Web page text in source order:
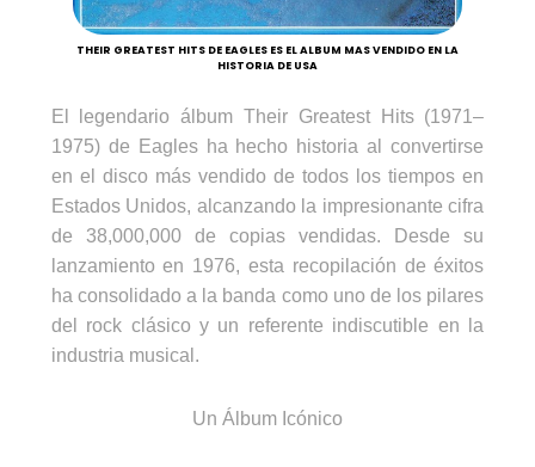
THEIR GREATEST HITS DE EAGLES ES EL ALBUM MAS VENDIDO EN LA
HISTORIA DE USA
El legendario álbum Their Greatest Hits (1971–
1975) de Eagles ha hecho historia al convertirse
en el disco más vendido de todos los tiempos en
Estados Unidos, alcanzando la impresionante cifra
de 38,000,000 de copias vendidas. Desde su
lanzamiento en 1976, esta recopilación de éxitos
ha consolidado a la banda como uno de los pilares
del rock clásico y un referente indiscutible en la
industria musical.
Un Álbum Icónico